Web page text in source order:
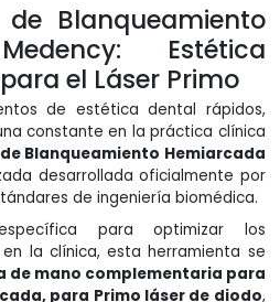
Blanqueamiento
Estética
el Láser Primo
de estética dental rápidos,
constante en la práctica clínica
Blanqueamiento Hemiarcada
desarrollada oficialmente por
de ingeniería biomédica.
para optimizar los
la clínica, esta herramienta se
de mano complementaria para
para Primo láser de diodo,